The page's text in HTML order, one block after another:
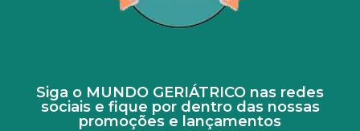
Siga o MUNDO GERIÁTRICO nas redes
sociais e fique por dentro das nossas
promoções e lançamentos